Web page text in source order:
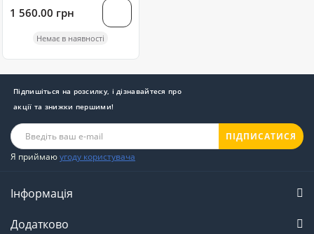
1 560.00 грн
Немає в наявності
Підпишіться на розсилку, і дізнавайтеся про
акції та знижки першими!
ПІДПИСАТИСЯ
Я приймаюугоду користувача
Інформація
Додатково